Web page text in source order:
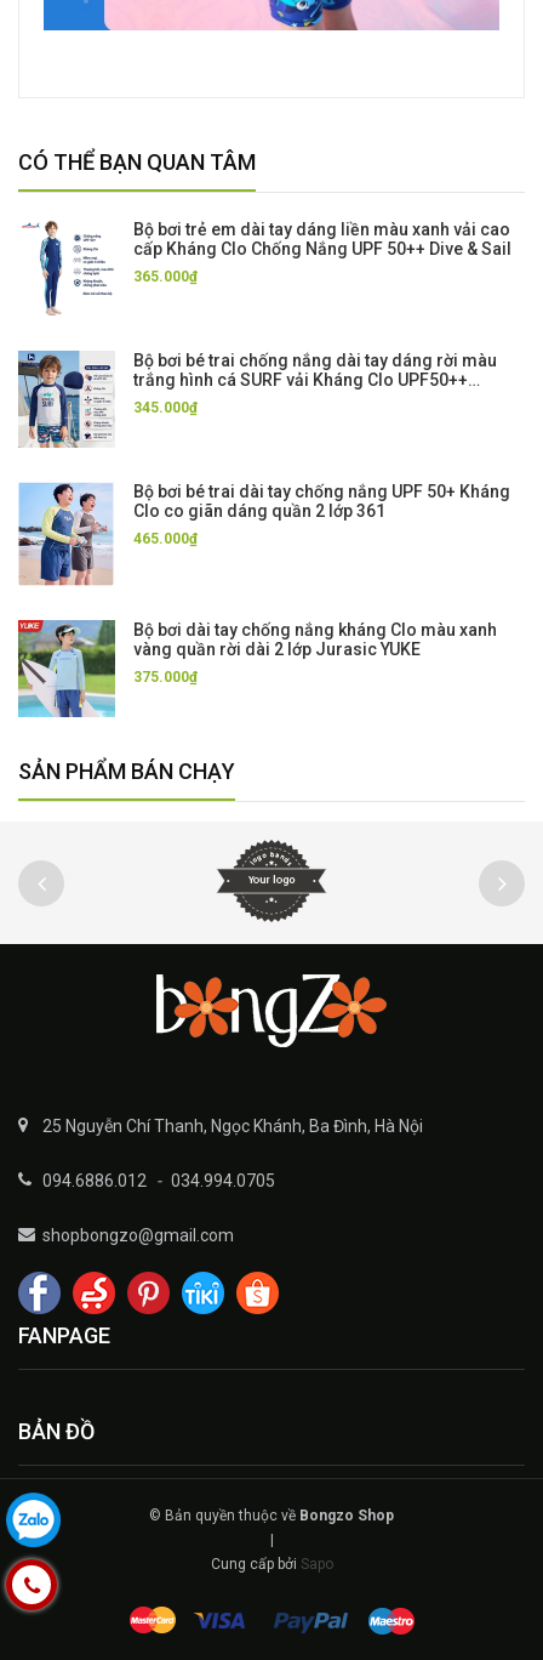
CÓ THỂ BẠN QUAN TÂM
Bộ bơi trẻ em dài tay dáng liền màu xanh vải cao
cấp Kháng Clo Chống Nắng UPF 50++ Dive & Sail
365.000₫
Bộ bơi bé trai chống nắng dài tay dáng rời màu
trắng hình cá SURF vải Kháng Clo UPF50++
Momasong
345.000₫
Bộ bơi bé trai dài tay chống nắng UPF 50+ Kháng
Clo co giãn dáng quần 2 lớp 361
465.000₫
Bộ bơi dài tay chống nắng kháng Clo màu xanh
vàng quần rời dài 2 lớp Jurasic YUKE
375.000₫
SẢN PHẨM BÁN CHẠY
25 Nguyễn Chí Thanh, Ngọc Khánh, Ba Đình, Hà Nội
094.6886.012 - 034.994.0705
shopbongzo@gmail.com
FANPAGE
BẢN ĐỒ
© Bản quyền thuộc về Bongzo Shop
Cung cấp bởi Sapo